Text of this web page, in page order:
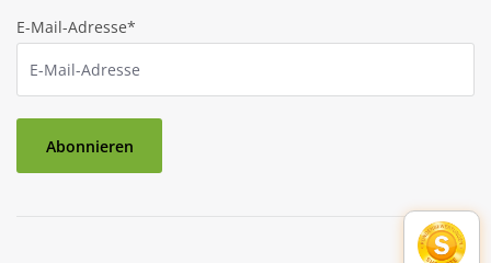
E-Mail-Adresse*
Abonnieren